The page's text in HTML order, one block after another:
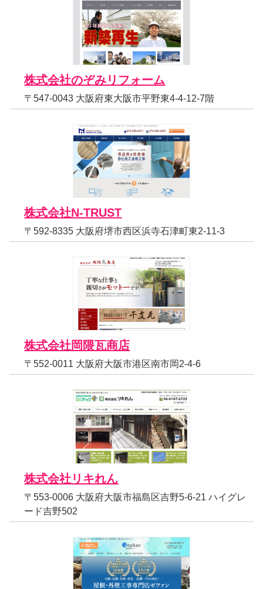
株式会社のぞみリフォーム
〒547-0043 大阪府東大阪市平野東4-4-12-7階
株式会社N-TRUST
〒592-8335 大阪府堺市西区浜寺石津町東2-11-3
株式会社岡隈瓦商店
〒552-0011 大阪府大阪市港区南市岡2-4-6
株式会社リキれん
〒553-0006 大阪府大阪市福島区吉野5-6-21 ハイグレ
ード吉野502